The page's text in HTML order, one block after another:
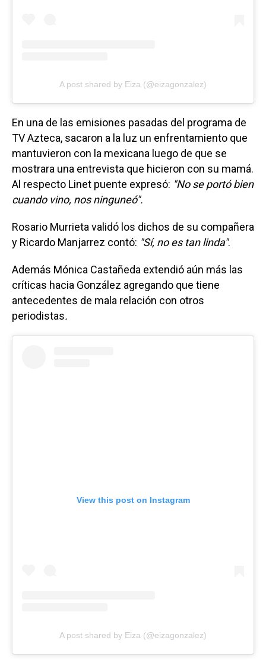
A post shared by Eiza (@eizagonzalez)
En una de las emisiones pasadas del programa de
TV Azteca, sacaron a la luz un enfrentamiento que
mantuvieron con la mexicana luego de que se
mostrara una entrevista que hicieron con su mamá.
Al respecto Linet puente expresó: "No se portó bien
cuando vino, nos ninguneó".
Rosario Murrieta validó los dichos de su compañera
y Ricardo Manjarrez contó: "Sí, no es tan linda".
Además Mónica Castañeda extendió aún más las
críticas hacia González agregando que tiene
antecedentes de mala relación con otros
periodistas.
View this post on Instagram
A post shared by Eiza (@eizagonzalez)